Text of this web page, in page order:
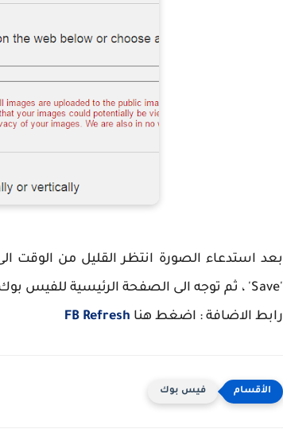
بعد استدعاء الصورة انتظر القليل من الوقت
'Save' ، ثم توجه الى الصفحة الرئيسية للفيس بوك وسوف تجد الصورة التي قمت باختيارها في الخلفية ، مع مظهر انيق .
رابط الاضافة : اضغط هنا FB Refresh
فيس بوك